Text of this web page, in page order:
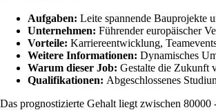
Aufgaben: Leite spannende Bauprojekte
Unternehmen: Führender europäischer
Vorteile: Karriereentwicklung,
Weitere Informationen: Dynamisches
Warum dieser Job: Gestalte die Zukunft
Qualifikationen: Abgeschlossenes
Das prognostizierte Gehalt liegt zwischen 80000